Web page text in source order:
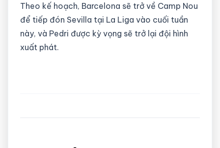
Theo kế hoạch, Barcelona sẽ trở về Camp Nou
để tiếp đón Sevilla tại La Liga vào cuối tuần
này, và Pedri được kỳ vọng sẽ trở lại đội hình
xuất phát.